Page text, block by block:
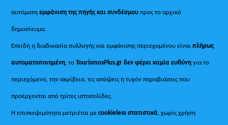
αυτόματηεμφάνιση της πηγής και συνδέσμου προς το αρχικό
δημοσίευμα.
Επειδή η διαδικασία συλλογής και εμφάνισης περιεχομένου είναιπλήρως
αυτοματοποιημένη, τοTourismosPlus.gr δεν φέρει καμία ευθύνη για το
περιεχόμενο, την ακρίβεια, τις απόψεις ή τυχόν παραβιάσεις που
προέρχονται από τρίτες ιστοσελίδες.
Η επισκεψιμότητα μετριέται μεcookieless στατιστικά, χωρίς χρήση